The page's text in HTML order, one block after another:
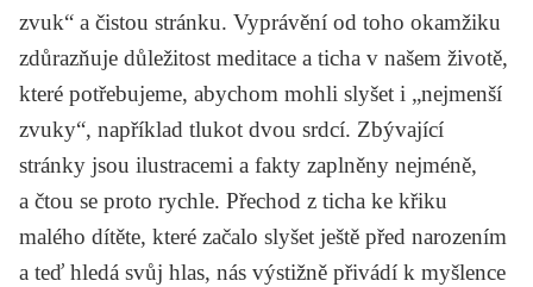
zvuk“ a čistou stránku. Vyprávění od toho okamžiku
zdůrazňuje důležitost meditace a ticha v našem životě,
které potřebujeme, abychom mohli slyšet i „nejmenší
zvuky“, například tlukot dvou srdcí. Zbývající
stránky jsou ilustracemi a fakty zaplněny nejméně,
a čtou se proto rychle. Přechod z ticha ke křiku
malého dítěte, které začalo slyšet ještě před narozením
a teď hledá svůj hlas, nás výstižně přivádí k myšlence